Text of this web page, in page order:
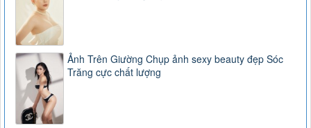
Ảnh Trên Giường Chụp ảnh sexy beauty đẹp Sóc
Trăng cực chất lượng